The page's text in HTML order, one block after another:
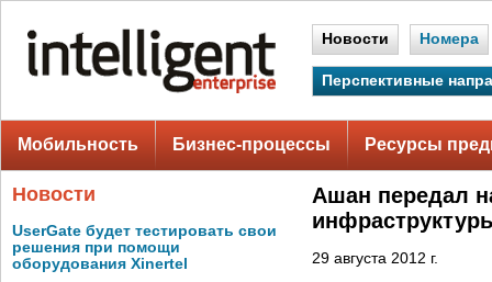
Новости Номера
Перспективные
Мобильность Бизнес-процессы Ресурсы
Новости
UserGate будет тестировать свои
решения при помощи
оборудования Xinertel
Ашан передал
29 августа 2012 г.